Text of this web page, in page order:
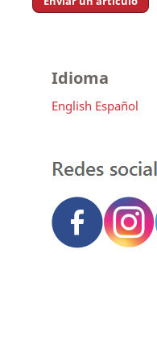
Idioma
English Español